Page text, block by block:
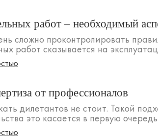
работ – необходимый
сложно проконтролировать
работ сказывается на
от профессионалов
дилетантов не стоит. Такой
это касается в первую